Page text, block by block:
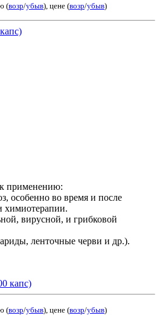
(возр/убыв), цене (возр/убыв)
применению:
особенно во время и после
химиотерапии.
вирусной, и грибковой
ленточные черви и др.).
(возр/убыв), цене (возр/убыв)